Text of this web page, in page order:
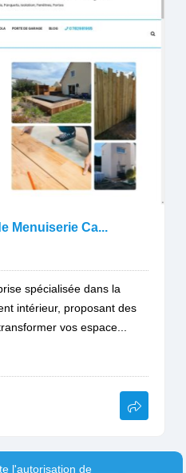
Menuiserie Ca...
spécialisée dans la
intérieur, proposant des
vos espace...
l'autorisation de